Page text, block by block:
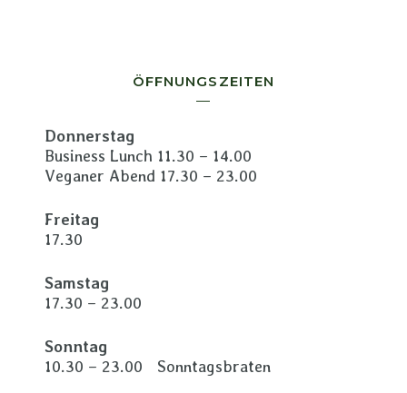
ÖFFNUNGSZEITEN
Donnerstag
Business Lunch 11.30 – 14.00
Veganer Abend 17.30 – 23.00
Freitag
17.30
Samstag
17.30 – 23.00
Sonntag
10.30 – 23.00 Sonntagsbraten